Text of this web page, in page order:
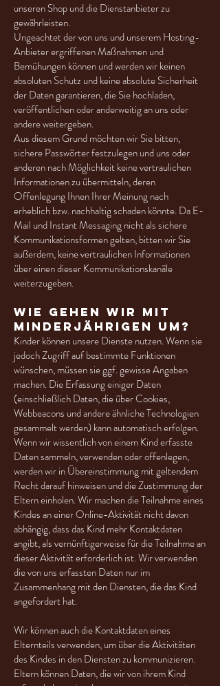
unseren Shop und die Dienstanbieter zu
gewährleisten.
Ungeachtet der von uns und unserem Hosting-
Anbieter ergriffenen Maßnahmen und
Bemühungen können und werden wir keinen
absoluten Schutz und keine absolute Sicherheit
der Daten garantieren, die Sie hochladen,
veröffentlichen oder anderweitig an uns oder
andere weitergeben.
Aus diesem Grund möchten wir Sie bitten,
sichere Passwörter festzulegen und uns oder
anderen nach Möglichkeit keine vertraulichen
Informationen zu übermitteln, deren
Offenlegung Ihnen Ihrer Meinung nach
erheblich bzw. nachhaltig schaden könnte. Da E-
Mail und Instant Messaging nicht als sichere
Kommunikationsformen gelten, bitten wir Sie
außerdem, keine vertraulichen Informationen
über einen dieser Kommunikationskanäle
weiterzugeben.
Wie gehen wir mit
Minderjährigen um?
Kinder können unsere Dienste nutzen. Wenn sie
jedoch Zugriff auf bestimmte Funktionen
wünschen, müssen sie ggf. gewisse Angaben
machen. Die Erfassung einiger Daten
(einschließlich Daten, die über Cookies,
Webbeacons und andere ähnliche Technologien
gesammelt werden) kann automatisch erfolgen.
Wenn wir wissentlich von einem Kind erfasste
Daten sammeln, verwenden oder offenlegen,
werden wir in Übereinstimmung mit geltendem
Recht darauf hinweisen und die Zustimmung der
Eltern einholen. Wir machen die Teilnahme eines
Kindes an einer Online-Aktivität nicht davon
abhängig, dass das Kind mehr Kontaktdaten
angibt, als vernünftigerweise für die Teilnahme an
dieser Aktivität erforderlich ist. Wir verwenden
die von uns erfassten Daten nur im
Zusammenhang mit den Diensten, die das Kind
angefordert hat.
Wir können auch die Kontaktdaten eines
Elternteils verwenden, um über die Aktivitäten
des Kindes in den Diensten zu kommunizieren.
Eltern können Daten, die wir von ihrem Kind